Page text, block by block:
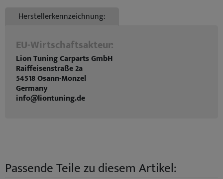
Herstellerkennzeichnung:
EU-Wirtschaftsakteur:
Lion Tuning Carparts GmbH
Raiffeisenstraße 2a
54518 Osann-Monzel
Germany
info@liontuning.de
Passende Teile zu diesem Artikel: